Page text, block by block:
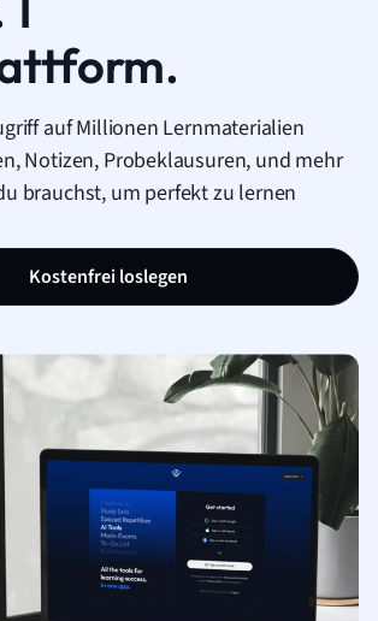
auf Millionen Lernmaterialien
Notizen, Probeklausuren, und mehr
brauchst, um perfekt zu lernen
Kostenfrei loslegen